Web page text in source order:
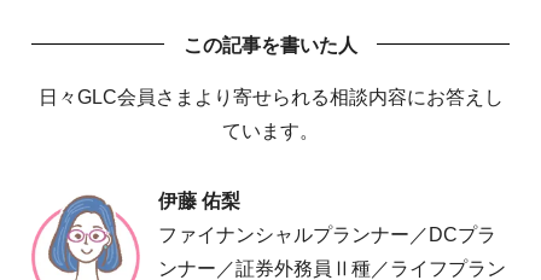
この記事を書いた人
日々GLC会員さまより寄せられる相談内容にお答えし
ています。
伊藤 佑梨
ファイナンシャルプランナー／DCプラ
ンナー／証券外務員Ⅱ種／ライフプラン